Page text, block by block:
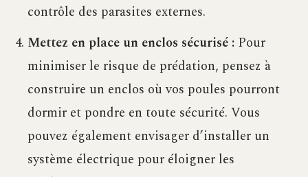
contrôle des parasites externes.
Mettez en place un enclos sécurisé : Pour
minimiser le risque de prédation, pensez à
construire un enclos où vos poules pourront
dormir et pondre en toute sécurité. Vous
pouvez également envisager d’installer un
système électrique pour éloigner les